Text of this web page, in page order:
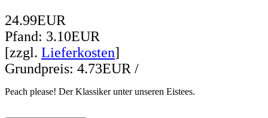
24.99EUR
Pfand: 3.10EUR
[zzgl. Lieferkosten]
Grundpreis: 4.73EUR /
Peach please! Der Klassiker unter unseren Eistees.